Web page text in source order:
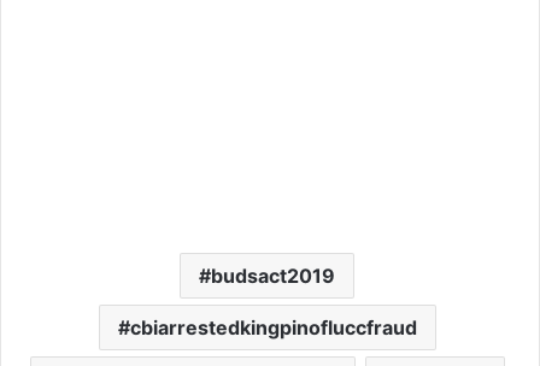
budsact2019
cbiarrestedkingpinofluccfraud